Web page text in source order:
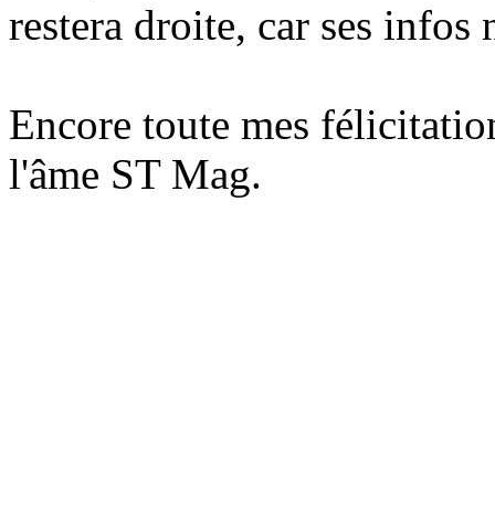
restera droite, car ses infos
Encore toute mes
l'âme ST Mag.